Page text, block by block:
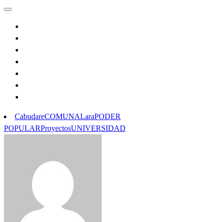
CabudareCOMUNALaraPODER
POPULARProyectosUNIVERSIDAD